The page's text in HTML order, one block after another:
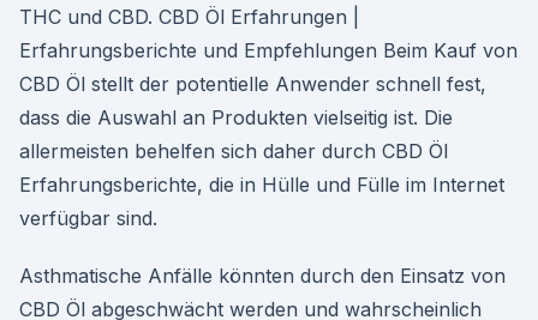
THC und CBD. CBD Öl Erfahrungen |
Erfahrungsberichte und Empfehlungen Beim Kauf von
CBD Öl stellt der potentielle Anwender schnell fest,
dass die Auswahl an Produkten vielseitig ist. Die
allermeisten behelfen sich daher durch CBD Öl
Erfahrungsberichte, die in Hülle und Fülle im Internet
verfügbar sind.
Asthmatische Anfälle könnten durch den Einsatz von
CBD Öl abgeschwächt werden und wahrscheinlich